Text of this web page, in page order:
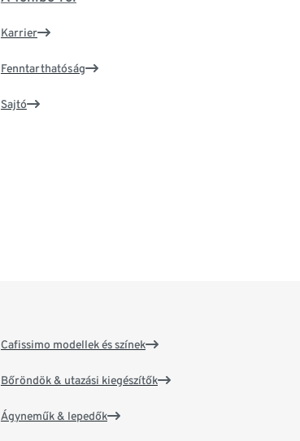
Karrier
Fenntarthatóság
Sajtó
Cafissimo modellek és színek
Bőröndök & utazási kiegészítők
Ágyneműk & lepedők